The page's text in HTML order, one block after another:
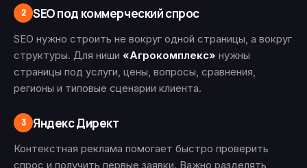
2 SEO под коммерческий спрос
SEO нужно строить не вокруг одной страницы, а вокруг
структуры. Для ниши «Агрокомплекс» нужны
страницы под услуги, цены, вопросы, сравнения,
регионы и типовые сценарии клиента.
3 Яндекс Директ
Контекстная реклама помогает быстро проверить
спрос и получить первые заявки. Важно разделять